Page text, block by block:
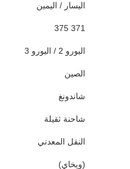
اليسار / اليمين
371 375
اليورو 2 / اليورو 3
الصين
شاندونغ
شاحنة ثقيلة
النقل المعدني
(ويخاي)